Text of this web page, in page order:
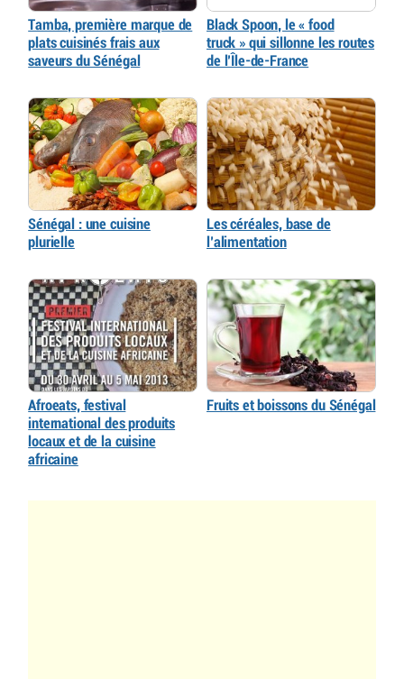
Tamba, première marque de
plats cuisinés frais aux
saveurs du Sénégal
Black Spoon, le « food
truck » qui sillonne les routes
de l’Île-de-France
Sénégal : une cuisine
plurielle
Les céréales, base de
l’alimentation
Afroeats, festival
international des produits
locaux et de la cuisine
africaine
Fruits et boissons du Sénégal